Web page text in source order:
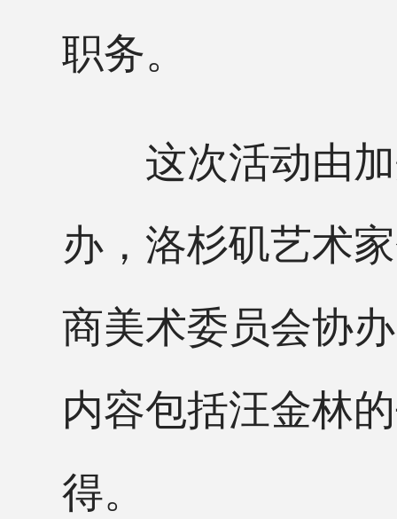
职务。
这次活动由加
办，洛杉矶艺术
商美术委员会协
内容包括汪金林
得。